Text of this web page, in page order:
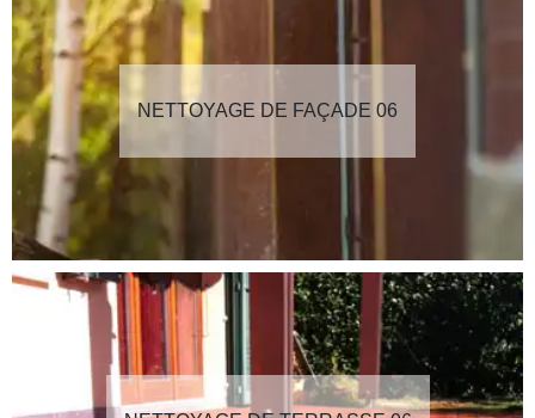
NETTOYAGE DE FAÇADE 06